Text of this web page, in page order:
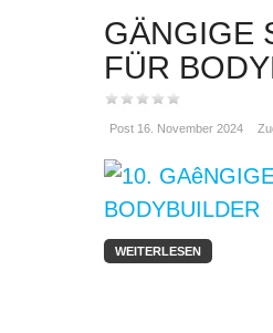
GÄNGIGE
FÜR
Post 16. November 2024
WEITERLESEN